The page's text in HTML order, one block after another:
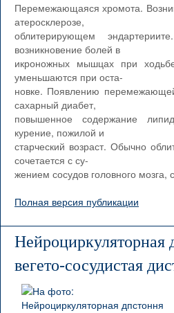
Перемежающаяся хромота.
атеросклерозе,
облитерирующем
возникновение болей в
икроножных мышцах при
уменьшаются при оста-
новке. Появлению
сахарный диабет,
повышенное содержание
курение, пожилой и
старческий возраст. Обычно
сочетается с су-
жением сосудов головного мозга,
Полная версия публикации
вегето-сосудистая